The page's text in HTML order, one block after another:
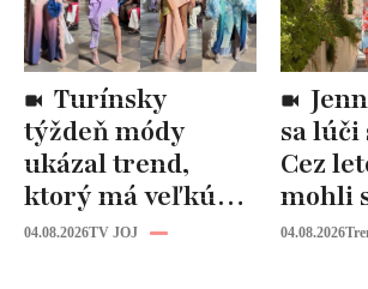
týždeň módy
ukázal trend,
ktorý má veľkú
budúcnosť: Počuli
04.08.2026TV JOJ
sa lúči
Cez
mohli
vy!
04.08.2026